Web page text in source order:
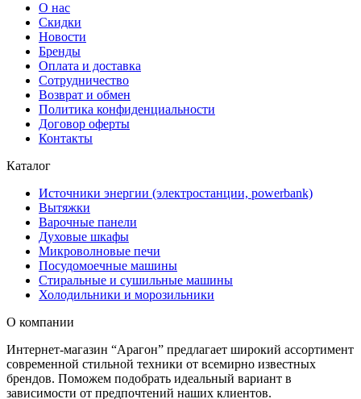
О нас
Скидки
Новости
Бренды
Оплата и доставка
Сотрудничество
Возврат и обмен
Политика конфиденциальности
Договор оферты
Контакты
Каталог
Источники энергии (электростанции, powerbank)
Вытяжки
Варочные панели
Духовые шкафы
Микроволновые печи
Посудомоечные машины
Стиральные и сушильные машины
Холодильники и морозильники
О компании
Интернет-магазин “Арагон” предлагает широкий ассортимент
современной стильной техники от всемирно известных
брендов. Поможем подобрать идеальный вариант в
зависимости от предпочтений наших клиентов.